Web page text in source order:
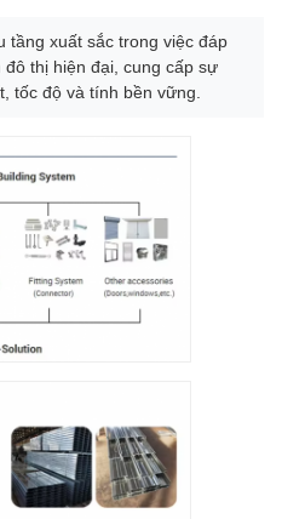
tầng xuất sắc trong việc đáp
thị hiện đại, cung cấp sự
tốc độ và tính bền vững.